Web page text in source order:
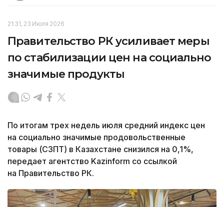
21:31, 23 Июля 2026
Правительство РК усиливает меры
по стабилизации цен на социально
значимые продукты
По итогам трех недель июля средний индекс цен
на социально значимые продовольственные
товары (СЗПТ) в Казахстане снизился на 0,1%,
передает агентство Kazinform со ссылкой
на Правительство РК.